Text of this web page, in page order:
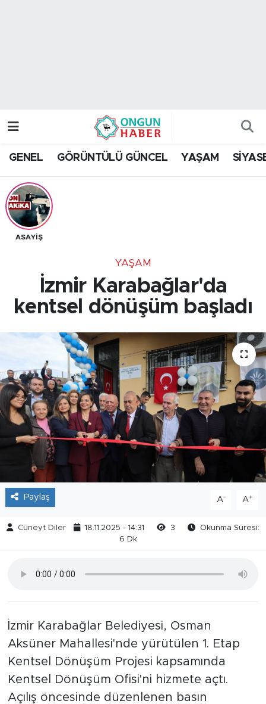
GENEL GÖRÜNTÜLÜ GÜNCEL YAŞAM
ASAYİŞ
YAŞAM
İzmir Karabağlar'da
kentsel dönüşüm başladı
Paylaş A- A+
Cüneyt Diler 18.11.2025 - 14:31 3
Okunma Süresi:
6 Dk
İzmir Karabağlar Belediyesi, Osman
Aksüner Mahallesi'nde yürütülen 1. Etap
Kentsel Dönüşüm Projesi kapsamında
Kentsel Dönüşüm Ofisi'ni hizmete açtı.
Açılış öncesinde düzenlenen basın
Trafik Durumu
Tüm Manşetler
Son Dakika Haberleri